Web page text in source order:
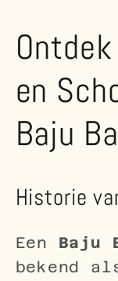
en
Baju
Historie
Een Baju
bekend